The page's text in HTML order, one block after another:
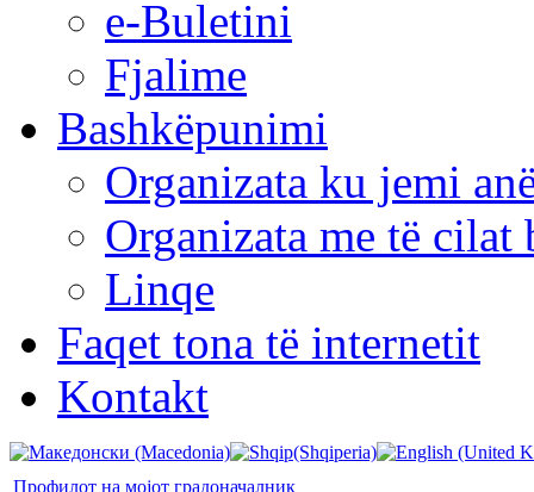
e-Buletini
Fjalime
Bashkëpunimi
Organizata ku jemi
Organizata me të cilat
Linqe
Faqet tona të internetit
Kontakt
Профилот на мојот градоначалник